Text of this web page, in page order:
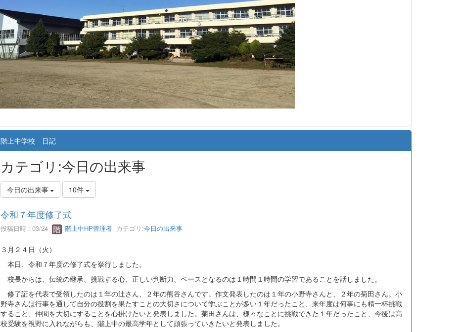
階上中学校 日記
カテゴリ:今日の出来事
今日の出来事 10件
令和７年度修了式
投稿日時 : 03/24 階上中HP管理者カテゴリ:今日の出来事
３月２４日（火）
本日、令和７年度の修了式を挙行しました。
校長からは、伝統の継承、挑戦する心、正しい判断力、ベースとなるのは１時間１時間の学習であることを話しました。
修了証を代表で受領したのは１年の辻さん、２年の熊谷さんです。作文発表したのは１年の小野寺さんと、２年の菊田さん。小
野寺さんは行事を通して自分の役割を果たすことの大切さについて学ぶことが多い１年だったこと、来年度は何事にも精一杯挑戦
すること、仲間を大切にすることを心掛けたいと発表しました。菊田さんは、様々なことに挑戦できた１年だったこと、今後は高
校受験を視野に入れながらも、階上中の最高学年として頑張っていきたいと発表しました。